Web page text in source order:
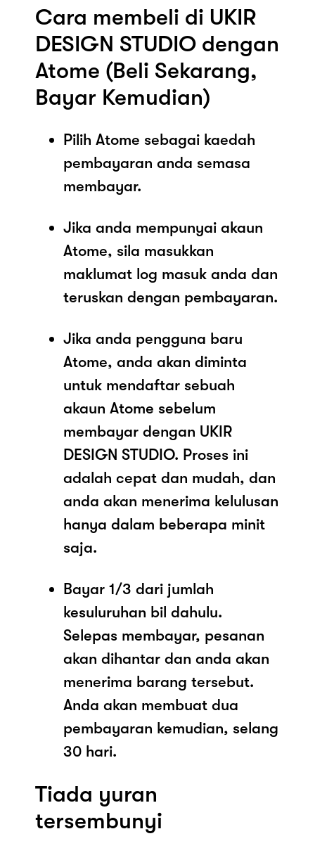
Cara membeli di UKIR
DESIGN STUDIO dengan
Atome (Beli Sekarang,
Bayar Kemudian)
Pilih Atome sebagai kaedah
pembayaran anda semasa
membayar.
Jika anda mempunyai akaun
Atome, sila masukkan
maklumat log masuk anda dan
teruskan dengan pembayaran.
Jika anda pengguna baru
Atome, anda akan diminta
untuk mendaftar sebuah
akaun Atome sebelum
membayar dengan UKIR
DESIGN STUDIO. Proses ini
adalah cepat dan mudah, dan
anda akan menerima kelulusan
hanya dalam beberapa minit
saja.
Bayar 1/3 dari jumlah
kesuluruhan bil dahulu.
Selepas membayar, pesanan
akan dihantar dan anda akan
menerima barang tersebut.
Anda akan membuat dua
pembayaran kemudian, selang
30 hari.
Tiada yuran
tersembunyi